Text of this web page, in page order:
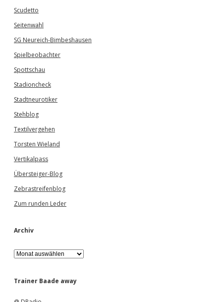
Scudetto
Seitenwahl
SG Neureich-Bimbeshausen
Spielbeobachter
Spottschau
Stadioncheck
Stadtneurotiker
Stehblog
Textilvergehen
Torsten Wieland
Vertikalpass
Übersteiger-Blog
Zebrastreifenblog
Zum runden Leder
Archiv
A
r
h
Trainer Baade away